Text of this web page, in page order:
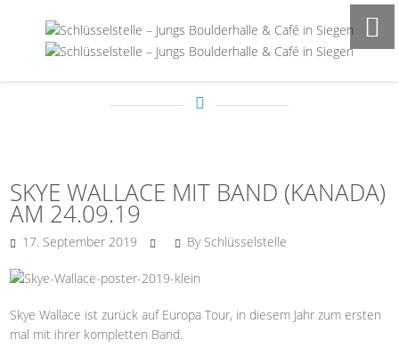
FROM THE BLOG
SKYE WALLACE MIT BAND (KANADA)
AM 24.09.19
17. September 2019 By Schlüsselstelle
Skye Wallace ist zurück auf Europa Tour, in diesem Jahr zum ersten
mal mit ihrer kompletten Band.